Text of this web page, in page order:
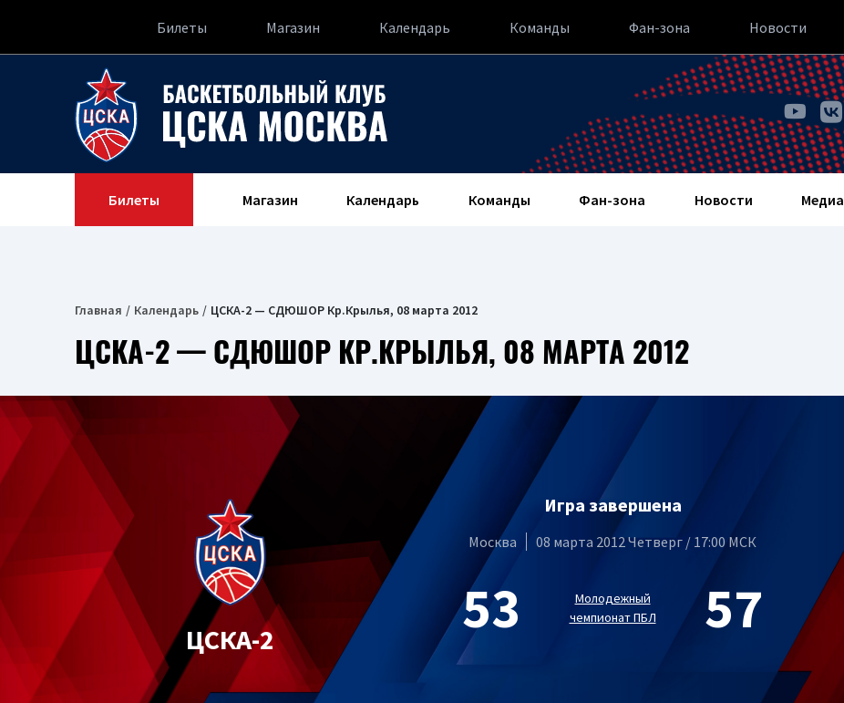
Билеты Магазин Календарь Команды Фан-зона Новости
Билеты Магазин Календарь Команды Фан-зона Новости Медиа
Главная Календарь ЦСКА-2 — СДЮШОР Кр.Крылья, 08 марта 2012
ЦСКА-2 — СДЮШОР КР.КРЫЛЬЯ, 08 МАРТА 2012
ЦСКА-2
Игра завершена
Москва 08 марта 2012 Четверг / 17:00 МСК
53
Молодежный
чемпионат ПБЛ
57